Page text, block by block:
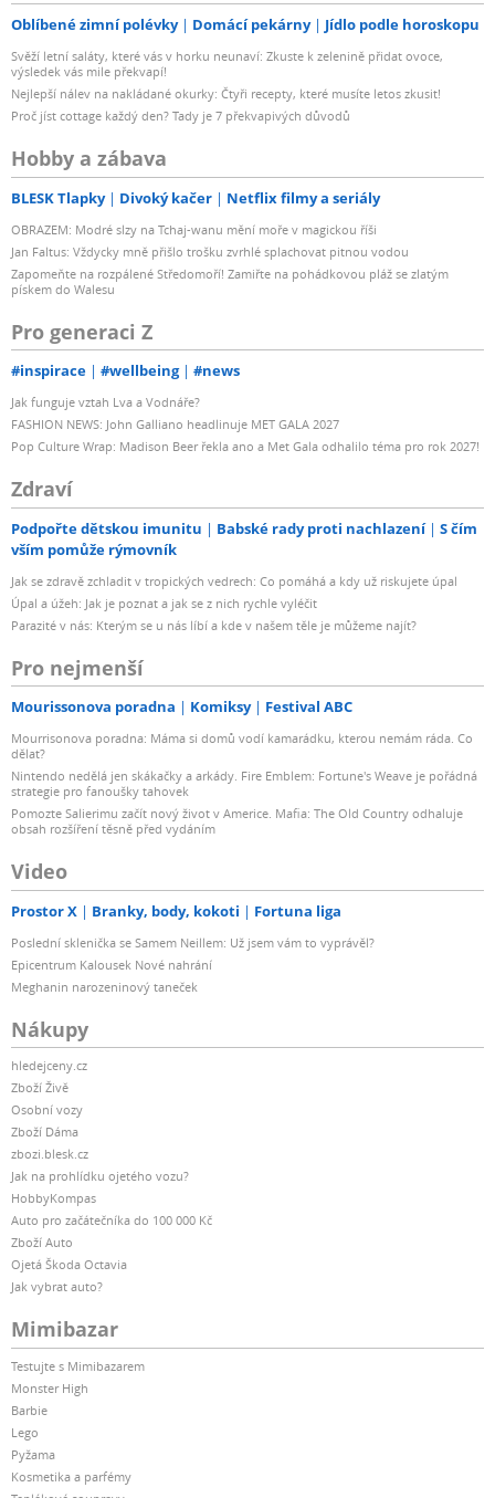
Oblíbené zimní polévky Domácí pekárny Jídlo podle horoskopu
Svěží letní saláty, které vás v horku neunaví: Zkuste k zelenině přidat ovoce,
výsledek vás mile překvapí!
Nejlepší nálev na nakládané okurky: Čtyři recepty, které musíte letos zkusit!
Proč jíst cottage každý den? Tady je 7 překvapivých důvodů
Hobby a zábava
BLESK Tlapky Divoký kačer Netflix filmy a seriály
OBRAZEM: Modré slzy na Tchaj-wanu mění moře v magickou říši
Jan Faltus: Vždycky mně přišlo trošku zvrhlé splachovat pitnou vodou
Zapomeňte na rozpálené Středomoří! Zamiřte na pohádkovou pláž se zlatým
pískem do Walesu
Pro generaci Z
#inspirace #wellbeing #news
Jak funguje vztah Lva a Vodnáře?
FASHION NEWS: John Galliano headlinuje MET GALA 2027
Pop Culture Wrap: Madison Beer řekla ano a Met Gala odhalilo téma pro rok 2027!
Zdraví
Podpořte dětskou imunitu Babské rady proti nachlazení
S čím
vším pomůže rýmovník
Jak se zdravě zchladit v tropických vedrech: Co pomáhá a kdy už riskujete úpal
Úpal a úžeh: Jak je poznat a jak se z nich rychle vyléčit
Parazité v nás: Kterým se u nás líbí a kde v našem těle je můžeme najít?
Pro nejmenší
Mourissonova poradna Komiksy Festival ABC
Mourrisonova poradna: Máma si domů vodí kamarádku, kterou nemám ráda. Co
dělat?
Nintendo nedělá jen skákačky a arkády. Fire Emblem: Fortune's Weave je pořádná
strategie pro fanoušky tahovek
Pomozte Salierimu začít nový život v Americe. Mafia: The Old Country odhaluje
obsah rozšíření těsně před vydáním
Video
Prostor X Branky, body, kokoti Fortuna liga
Poslední sklenička se Samem Neillem: Už jsem vám to vyprávěl?
Epicentrum Kalousek Nové nahrání
Meghanin narozeninový taneček
Nákupy
hledejceny.cz
Zboží Živě
Osobní vozy
Zboží Dáma
zbozi.blesk.cz
Jak na prohlídku ojetého vozu?
HobbyKompas
Auto pro začátečníka do 100 000 Kč
Zboží Auto
Ojetá Škoda Octavia
Jak vybrat auto?
Mimibazar
Testujte s Mimibazarem
Monster High
Barbie
Lego
Pyžama
Kosmetika a parfémy